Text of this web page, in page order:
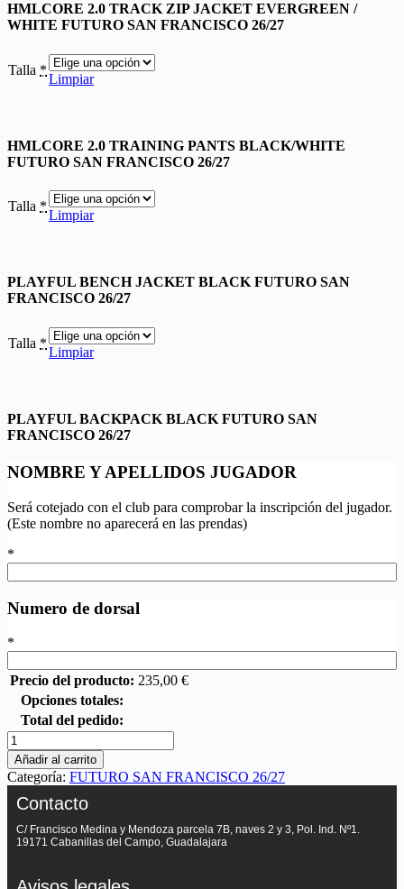
HMLCORE 2.0 TRACK ZIP JACKET EVERGREEN /
WHITE FUTURO SAN FRANCISCO 26/27
Talla *
Limpiar
HMLCORE 2.0 TRAINING PANTS BLACK/WHITE
FUTURO SAN FRANCISCO 26/27
Talla *
Limpiar
PLAYFUL BENCH JACKET BLACK FUTURO SAN
FRANCISCO 26/27
Talla *
Limpiar
PLAYFUL BACKPACK BLACK FUTURO SAN
FRANCISCO 26/27
NOMBRE Y APELLIDOS JUGADOR
Será cotejado con el club para comprobar la inscripción del jugador.
(Este nombre no aparecerá en las prendas)
*
Numero de dorsal
*
Precio del producto: 235,00 €
Opciones totales:
Total del pedido:
Añadir al carrito
Categoría: FUTURO SAN FRANCISCO 26/27
Contacto
C/ Francisco Medina y Mendoza parcela 7B, naves 2 y 3, Pol. Ind. Nº1.
19171 Cabanillas del Campo, Guadalajara